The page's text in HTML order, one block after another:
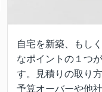
自宅を新築、もし
なポイントの１つ
す。見積りの取り
予算オーバーや他